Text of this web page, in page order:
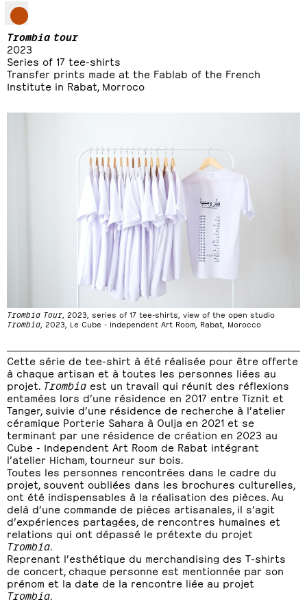
Trombia tour
2023
Series of 17 tee-shirts
Transfer prints made at the Fablab of the French
Institute in Rabat, Morroco
Cette série de tee-shirt à été réalisée pour être offerte
à chaque artisan et à toutes les personnes liées au
projet. Trombia est un travail qui réunit des réflexions
entamées lors d’une résidence en 2017 entre Tiznit et
Tanger, suivie d’une résidence de recherche à l’atelier
céramique Porterie Sahara à Oulja en 2021 et se
terminant par une résidence de création en 2023 au
Cube - Independent Art Room de Rabat intégrant
l’atelier Hicham, tourneur sur bois.
Toutes les personnes rencontrées dans le cadre du
projet, souvent oubliées dans les brochures culturelles,
ont été indispensables à la réalisation des pièces. Au
delà d’une commande de pièces artisanales, il s’agit
d’expériences partagées, de rencontres humaines et
relations qui ont dépassé le prétexte du projet
Trombia
Reprenant l’esthétique du merchandising des T-shirts
de concert, chaque personne est mentionnée par son
prénom et la date de la rencontre liée au projet
Trombia
Trombia Tour, 2023, series of 17 tee-shirts, view of the open studio
Trombia, 2023, Le Cube - Independent Art Room, Rabat, Morocco